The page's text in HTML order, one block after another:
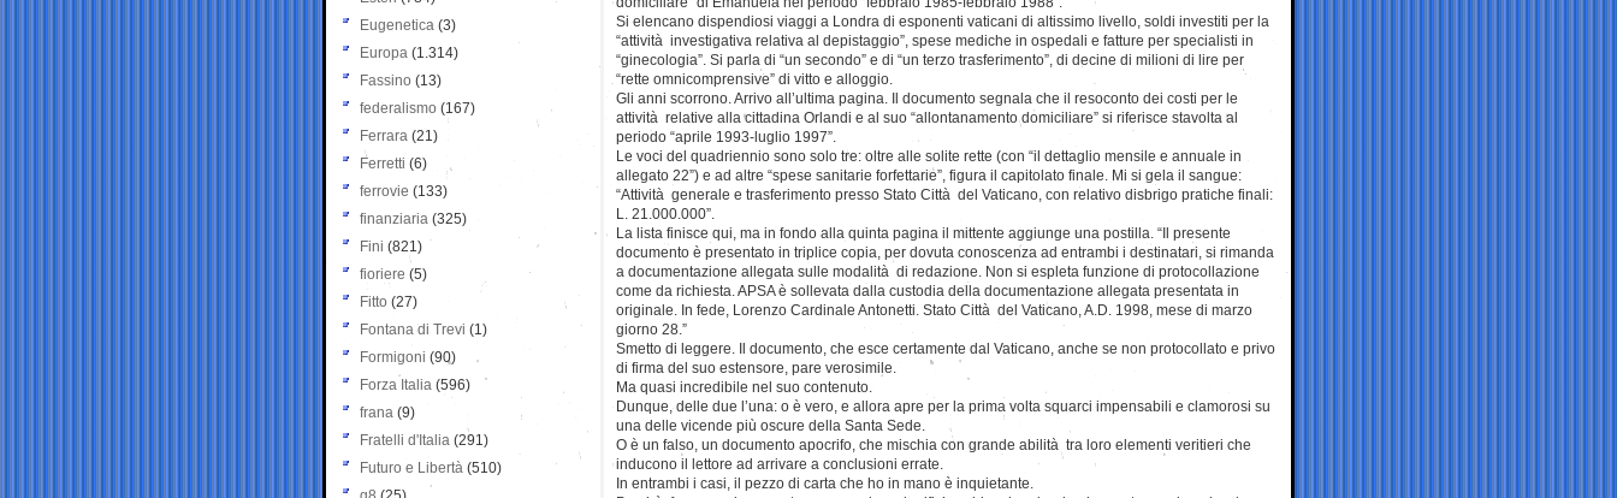
Si elencano dispendiosi viaggi a Londra di esponenti vaticani di altissimo livello, soldi investiti per la
“attività investigativa relativa al depistaggio”, spese mediche in ospedali e fatture per specialisti in
“ginecologia”. Si parla di “un secondo” e di “un terzo trasferimento”, di decine di milioni di lire per
“rette omnicomprensive” di vitto e alloggio.
Gli anni scorrono. Arrivo all’ultima pagina. Il documento segnala che il resoconto dei costi per le
attività relative alla cittadina Orlandi e al suo “allontanamento domiciliare” si riferisce stavolta al
periodo “aprile 1993-luglio 1997”.
Le voci del quadriennio sono solo tre: oltre alle solite rette (con “il dettaglio mensile e annuale in
allegato 22”) e ad altre “spese sanitarie forfettarie”, figura il capitolato finale. Mi si gela il sangue:
“Attività generale e trasferimento presso Stato Città del Vaticano, con relativo disbrigo pratiche finali:
L. 21.000.000”.
La lista finisce qui, ma in fondo alla quinta pagina il mittente aggiunge una postilla. “Il presente
documento è presentato in triplice copia, per dovuta conoscenza ad entrambi i destinatari, si rimanda
a documentazione allegata sulle modalità di redazione. Non si espleta funzione di protocollazione
come da richiesta. APSA è sollevata dalla custodia della documentazione allegata presentata in
originale. In fede, Lorenzo Cardinale Antonetti. Stato Città del Vaticano, A.D. 1998, mese di marzo
giorno 28.”
Smetto di leggere. Il documento, che esce certamente dal Vaticano, anche se non protocollato e privo
di firma del suo estensore, pare verosimile.
Ma quasi incredibile nel suo contenuto.
Dunque, delle due l’una: o è vero, e allora apre per la prima volta squarci impensabili e clamorosi su
una delle vicende più oscure della Santa Sede.
O è un falso, un documento apocrifo, che mischia con grande abilità tra loro elementi veritieri che
inducono il lettore ad arrivare a conclusioni errate.
In entrambi i casi, il pezzo di carta che ho in mano è inquietante.
Eugenetica (3)
Europa (1.314)
Fassino (13)
federalismo (167)
Ferrara (21)
Ferretti (6)
ferrovie (133)
finanziaria (325)
Fini (821)
fioriere (5)
Fitto (27)
Fontana di Trevi (1)
Formigoni (90)
Forza Italia (596)
frana (9)
Fratelli d'Italia (291)
Futuro e Libertà (510)